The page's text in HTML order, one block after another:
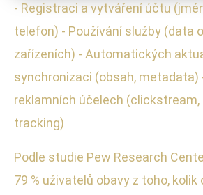
- Registraci a vytváření účtu
telefon) - Používání služby (data
zařízeních) - Automatických
synchronizaci (obsah, metadata)
reklamních účelech (clickstream,
tracking)
Podle studie Pew Research
79 % uživatelů obavy z toho,